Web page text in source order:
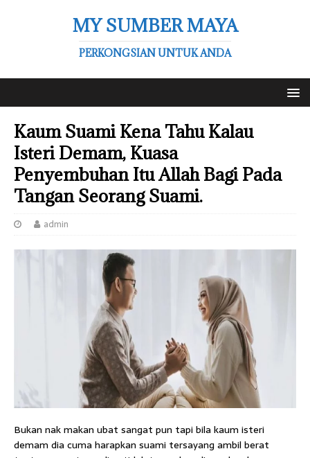
MY SUMBER MAYA
PERKONGSIAN UNTUK ANDA
Kaum Suami Kena Tahu Kalau
Isteri Demam, Kuasa
Penyembuhan Itu Allah Bagi Pada
Tangan Seorang Suami.
admin
Bukan nak makan ubat sangat pun tapi bila kaum isteri
demam dia cuma harapkan suami tersayang ambil berat